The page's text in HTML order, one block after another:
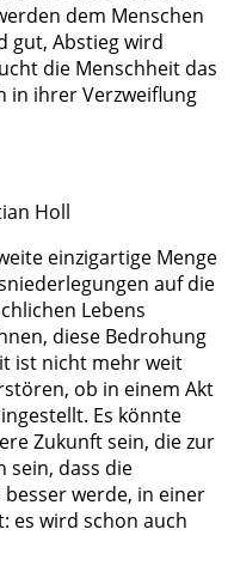
dem Menschen
gut, Abstieg wird
die Menschheit das
in ihrer Verzweiflung
Holl
einzigartige Menge
auf die
Lebens
diese Bedrohung
ist nicht mehr weit
ob in einem Akt
Es könnte
Zukunft sein, die zur
sein, dass die
werde, in einer
es wird schon auch